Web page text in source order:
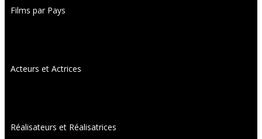
Films par Pays
Acteurs et Actrices
Réalisateurs et Réalisatrices